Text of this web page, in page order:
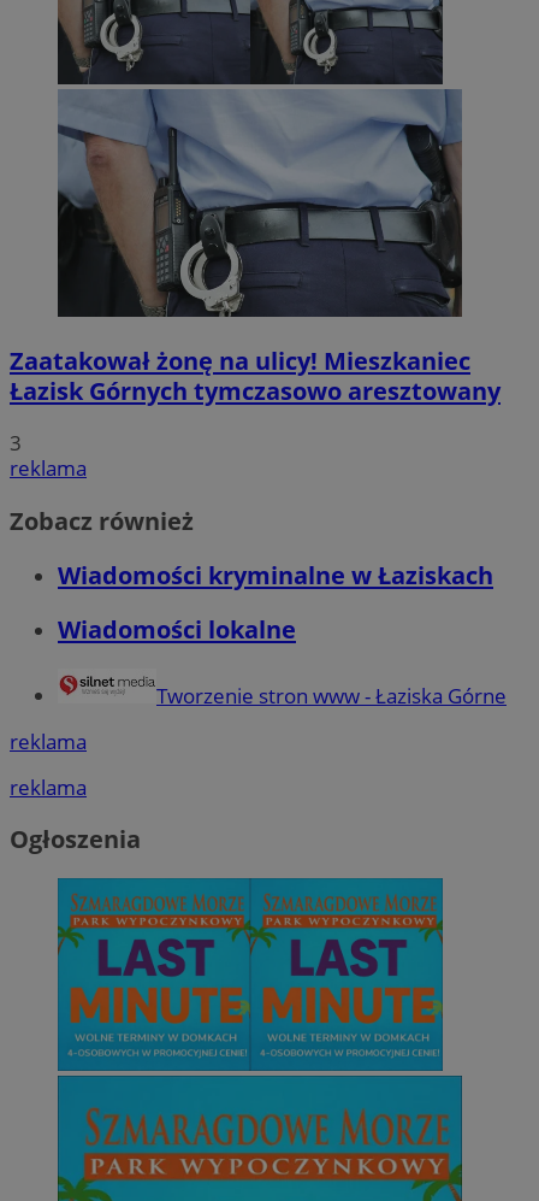
Zaatakował żonę na ulicy! Mieszkaniec
Łazisk Górnych tymczasowo aresztowany
3
reklama
Zobacz również
Wiadomości kryminalne w Łaziskach
Wiadomości lokalne
Tworzenie stron www - Łaziska Górne
reklama
reklama
Ogłoszenia